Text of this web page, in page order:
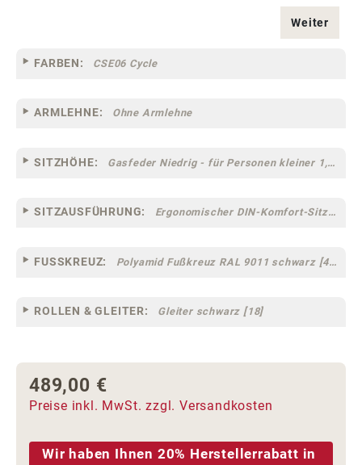
Weiter
FARBEN: CSE06 Cycle
ARMLEHNE: Ohne Armlehne
SITZHÖHE: Gasfeder Niedrig - für Personen kleiner 1,60 m
SITZAUSFÜHRUNG: Ergonomischer DIN-Komfort-Sitz [75]
FUSSKREUZ: Polyamid Fußkreuz RAL 9011 schwarz [44]
ROLLEN & GLEITER: Gleiter schwarz [18]
Regulärer Preis:
489,00 €
Preise inkl. MwSt. zzgl. Versandkosten
Wir haben Ihnen 20% Herstellerrabatt in